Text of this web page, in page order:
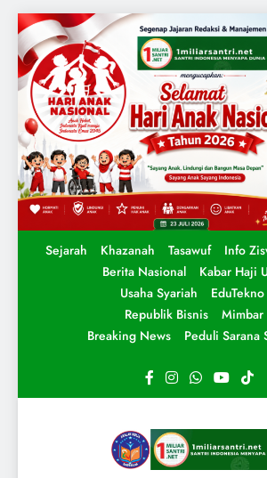
Sejarah Khazanah Tasawuf Info
Berita Nasional
Kabar Haji
Usaha Syariah
EduTekno
Republik Bisnis
Mimbar
Breaking News
Peduli Sarana